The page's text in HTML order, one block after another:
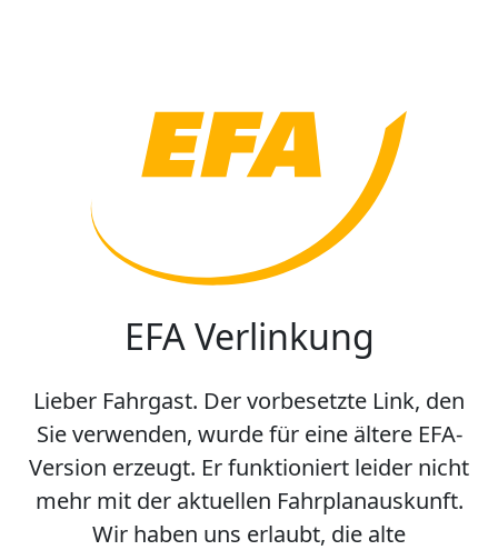
EFA Verlinkung
Lieber Fahrgast. Der vorbesetzte Link, den
Sie verwenden, wurde für eine ältere EFA-
Version erzeugt. Er funktioniert leider nicht
mehr mit der aktuellen Fahrplanauskunft.
Wir haben uns erlaubt, die alte